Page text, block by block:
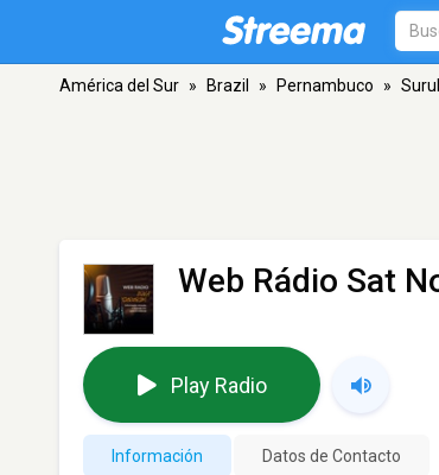
América del Sur » Brazil » Pernambuco »
Web Rádio Sat
Play Radio
Información Datos de Contacto